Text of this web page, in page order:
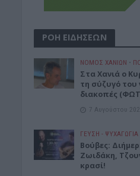
ΡΟΗ ΕΙΔΗΣΕΩΝ
ΝΟΜΌΣ ΧΑΝΊΩΝ •
Στα Χανιά ο
τη σύζυγό του
διακοπές
7 Αυγούστου
ΓΕΎΣΗ - ΨΥΧΑΓΩΓΊΑ
Βούβες:
Ζωιδάκη,
κρασί!